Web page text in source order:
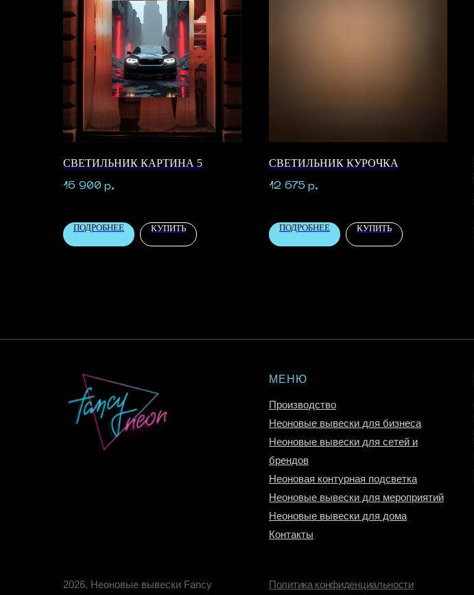
СВЕТИЛЬНИК КАРТИНА 5
16 900 р.
ПОДРОБНЕЕ КУПИТЬ
СВЕТИЛЬНИК КУРОЧКА
12 675 р.
ПОДРОБНЕЕ КУПИТЬ
МЕНЮ
Производство
Неоновые вывески для бизнеса
Неоновые вывески для сетей и
брендов
Неоновая контурная подсветка
Неоновые вывески для мероприятий
Неоновые вывески для дома
Контакты
Политика конфиденциальности
2026, Неоновые вывески Fancy